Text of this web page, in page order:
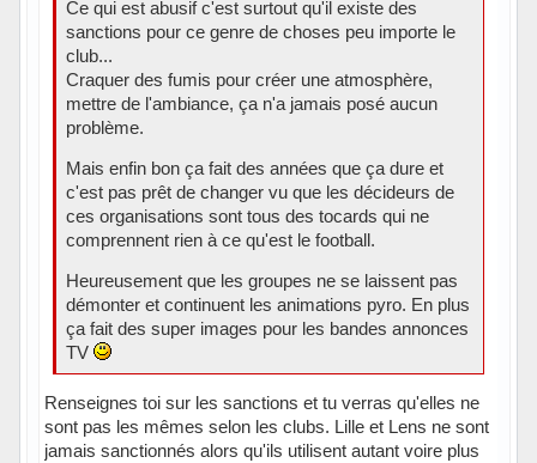
Ce qui est abusif c'est surtout qu'il existe des
sanctions pour ce genre de choses peu importe le
club...
Craquer des fumis pour créer une atmosphère,
mettre de l'ambiance, ça n'a jamais posé aucun
problème.
Mais enfin bon ça fait des années que ça dure et
c'est pas prêt de changer vu que les décideurs de
ces organisations sont tous des tocards qui ne
comprennent rien à ce qu'est le football.
Heureusement que les groupes ne se laissent pas
démonter et continuent les animations pyro. En plus
ça fait des super images pour les bandes annonces
TV
Renseignes toi sur les sanctions et tu verras qu'elles ne
sont pas les mêmes selon les clubs. Lille et Lens ne sont
jamais sanctionnés alors qu'ils utilisent autant voire plus